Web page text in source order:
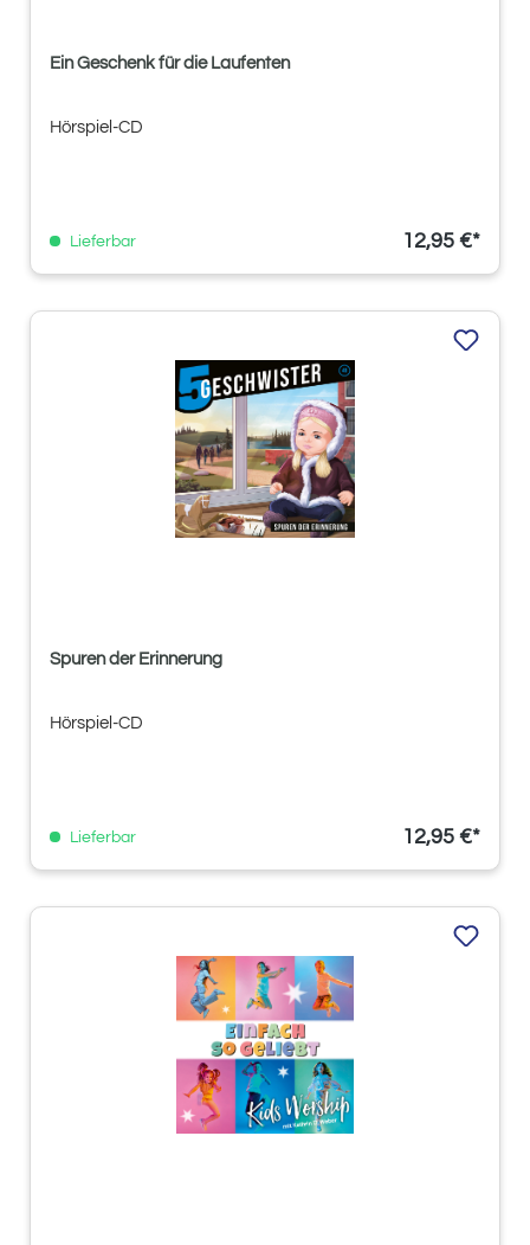
Ein Geschenk für die Laufenten
Hörspiel-CD
Lieferbar 12,95 €*
Spuren der Erinnerung
Hörspiel-CD
Lieferbar 12,95 €*